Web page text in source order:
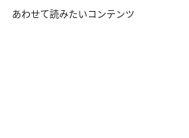
あわせて読みたいコンテンツ